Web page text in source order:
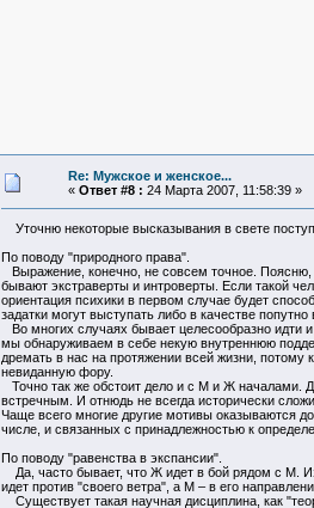
Re: Мужское и женское...
« Ответ #8 : 24 Марта 2007, 11:58:39 »
Уточню некоторые высказывания в свете
По поводу "природного права".
Выражение, конечно, не совсем точное. Поясню,
бывают экстраверты и интроверты. Если такой
ориентация психики в первом случае будет
задатки могут выступать либо в качестве попутно
Во многих случаях бывает целесообразно идти
мы обнаруживаем в себе некую внутреннюю
дремать в нас на протяжении всей жизни, потому
невиданную фору.
Точно так же обстоит дело и с М и Ж началами.
встречным. И отнюдь не всегда исторически
Чаще всего многие другие мотивы оказываются
числе, и связанных с принадлежностью к
По поводу "равенства в экспансии".
Да, часто бывает, что Ж идет в бой рядом с М.
идет против "своего ветра", а М – в его
Существует такая научная дисциплина, как